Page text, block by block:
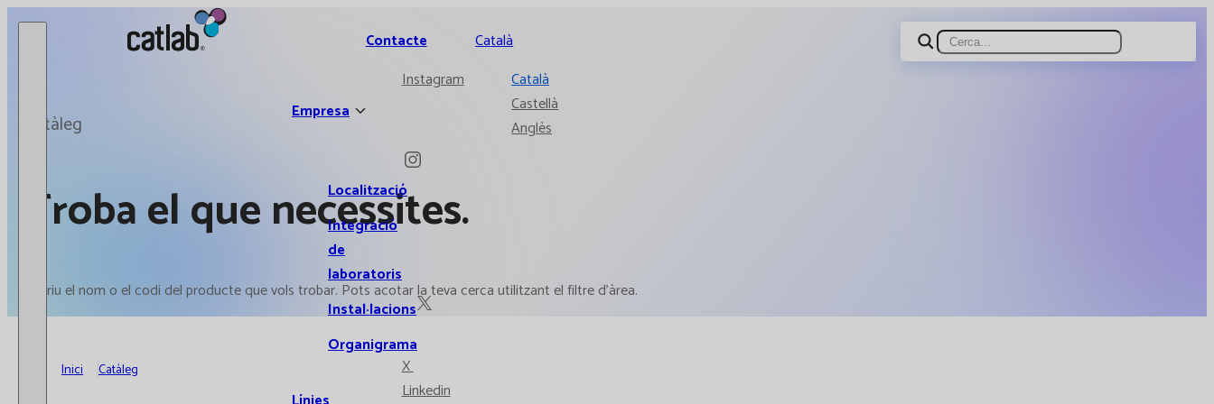
Catlab.
Empresa
Localització
Integració
de
laboratoris
Instal·lacions
Organigrama
Contacte
Instagram
X
Linkedin
Català
Català
Castellà
Anglès
Catàleg
Troba el que necessites.
Escriu el nom o el codi del producte que vols trobar. Pots acotar la teva cerca utilitzant el filtre d'àrea.
Inici Catàleg